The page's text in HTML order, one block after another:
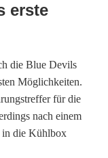
erste
die Blue Devils
Möglichkeiten.
für die
nach einem
in die Kühlbox